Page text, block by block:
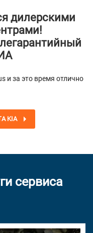
дилерскими
и за это время отлично
KIA
сервиса